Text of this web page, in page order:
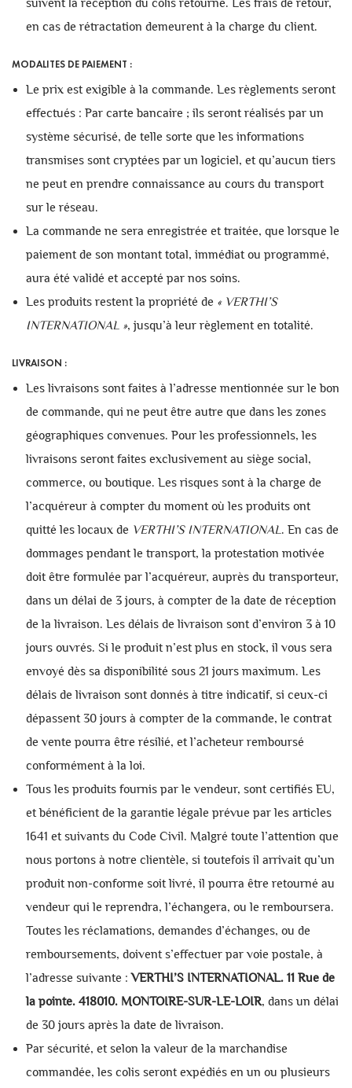
suivent la réception du colis retourné. Les frais de retour,
en cas de rétractation demeurent à la charge du client.
MODALITES DE PAIEMENT :
Le prix est exigible à la commande. Les règlements seront
effectués : Par carte bancaire ; ils seront réalisés par un
système sécurisé, de telle sorte que les informations
transmises sont cryptées par un logiciel, et qu’aucun tiers
ne peut en prendre connaissance au cours du transport
sur le réseau.
La commande ne sera enregistrée et traitée, que lorsque le
paiement de son montant total, immédiat ou programmé,
aura été validé et accepté par nos soins.
Les produits restent la propriété de « VERTHI’S
INTERNATIONAL », jusqu’à leur règlement en totalité.
LIVRAISON :
Les livraisons sont faites à l’adresse mentionnée sur le bon
de commande, qui ne peut être autre que dans les zones
géographiques convenues. Pour les professionnels, les
livraisons seront faites exclusivement au siège social,
commerce, ou boutique. Les risques sont à la charge de
l’acquéreur à compter du moment où les produits ont
quitté les locaux de VERTHI’S INTERNATIONAL . En cas de
dommages pendant le transport, la protestation motivée
doit être formulée par l’acquéreur, auprès du transporteur,
dans un délai de 3 jours, à compter de la date de réception
de la livraison. Les délais de livraison sont d’environ 3 à 10
jours ouvrés. Si le produit n’est plus en stock, il vous sera
envoyé dès sa disponibilité sous 21 jours maximum. Les
délais de livraison sont donnés à titre indicatif, si ceux-ci
dépassent 30 jours à compter de la commande, le contrat
de vente pourra être résilié, et l’acheteur remboursé
conformément à la loi.
Tous les produits fournis par le vendeur, sont certifiés EU,
et bénéficient de la garantie légale prévue par les articles
1641 et suivants du Code Civil. Malgré toute l’attention que
nous portons à notre clientèle, si toutefois il arrivait qu’un
produit non-conforme soit livré, il pourra être retourné au
vendeur qui le reprendra, l’échangera, ou le remboursera.
Toutes les réclamations, demandes d’échanges, ou de
remboursements, doivent s’effectuer par voie postale, à
l’adresse suivante :VERTHI’S INTERNATIONAL. 11 Rue de
la pointe. 418010. MONTOIRE-SUR-LE-LOIR, dans un délai
de 30 jours après la date de livraison.
Par sécurité, et selon la valeur de la marchandise
commandée, les colis seront expédiés en un ou plusieurs